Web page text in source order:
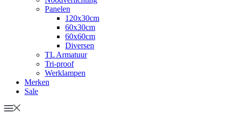
Panelen
120x30cm
60x30cm
60x60cm
Diversen
TL Armatuur
Tri-proof
Werklampen
Merken
Sale